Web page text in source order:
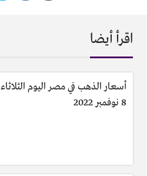
اقرأ أيضا
أسعار الذهب في مصر اليوم الثلاثاء
8 نوفمبر 2022